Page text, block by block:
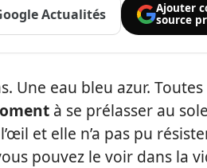
Actualités
Ajouter
source
Une eau bleu azur.
à se prélasser au
et elle n’a pas pu
pouvez le voir dans la